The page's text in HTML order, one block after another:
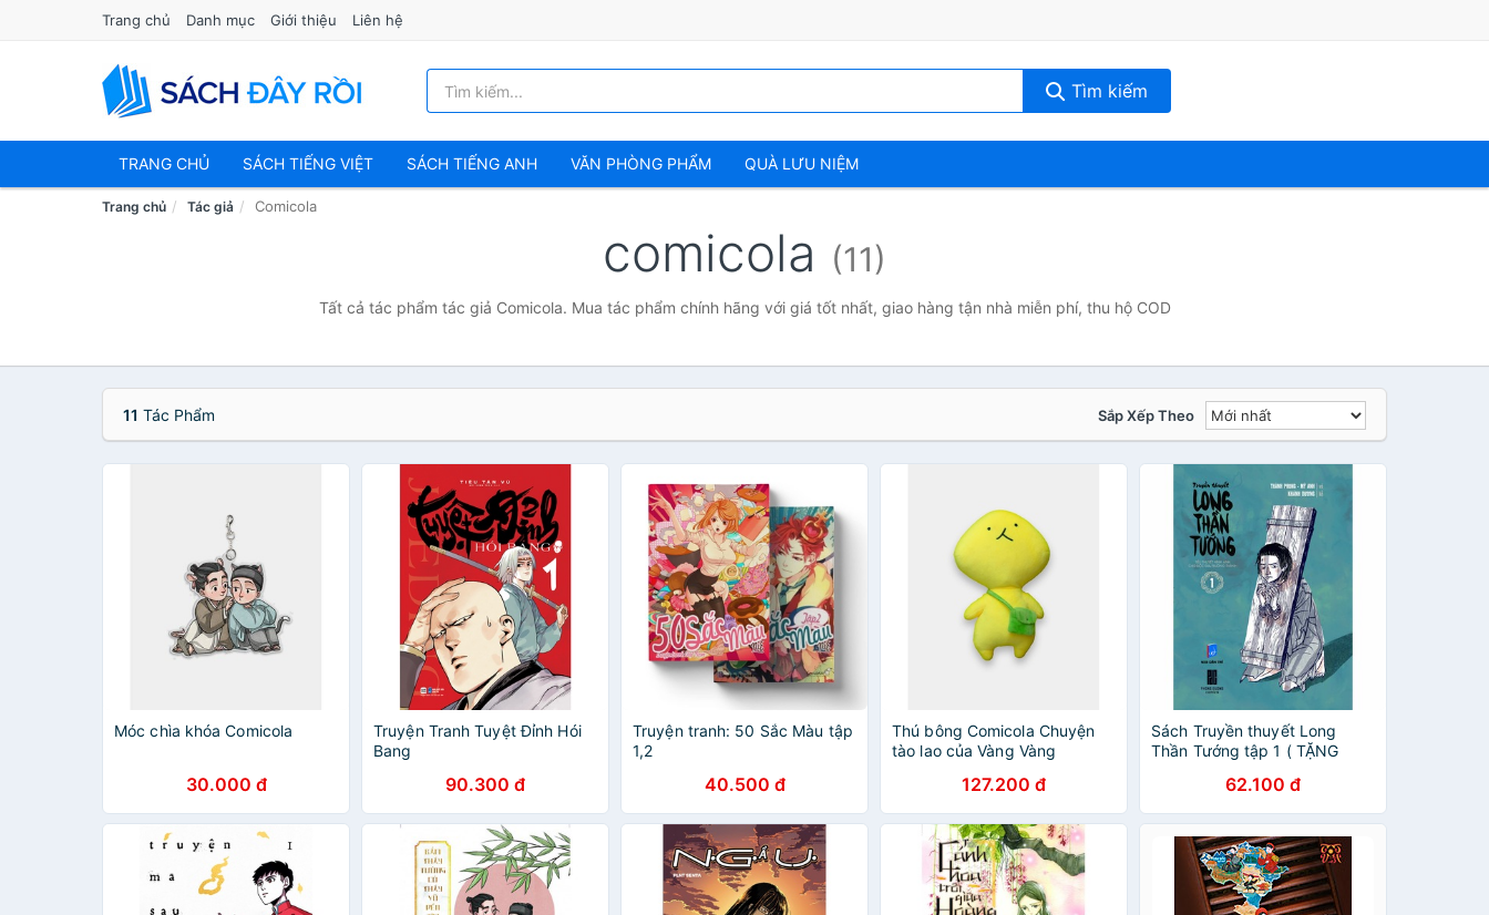
Trang chủ Danh mục Giới thiệu Liên hệ
Tìm kiếm
TRANG CHỦ SÁCH TIẾNG VIỆT SÁCH TIẾNG ANH VĂN PHÒNG PHẨM QUÀ LƯU NIỆM
Trang chủ Tác giả Comicola
comicola (11)
Tất cả tác phẩm tác giả Comicola. Mua tác phẩm chính hãng với giá tốt nhất, giao hàng tận nhà miễn phí, thu hộ COD
11 Tác Phẩm Sắp Xếp Theo
Móc chìa khóa Comicola
30.000 đ
Truyện Tranh Tuyệt Đỉnh Hói
Bang
90.300 đ
Truyện tranh: 50 Sắc Màu tập
1,2
40.500 đ
Thú bông Comicola Chuyện
tào lao của Vàng Vàng
127.200 đ
Sách Truyền thuyết Long
Thần Tướng tập 1 ( TẶNG
62.100 đ